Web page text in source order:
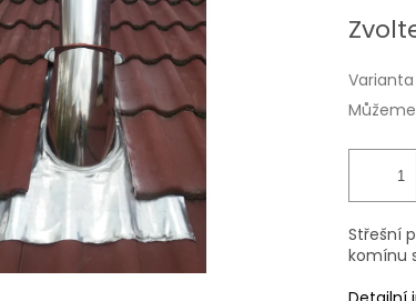
cena:
Varianta
Střešní
komínu